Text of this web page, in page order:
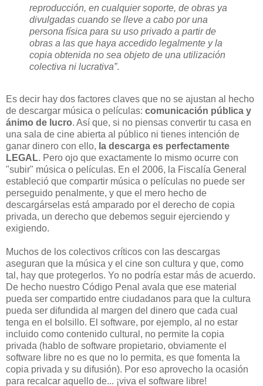
reproducción, en cualquier soporte, de obras ya
divulgadas cuando se lleve a cabo por una
persona física para su uso privado a partir de
obras a las que haya accedido legalmente y la
copia obtenida no sea objeto de una utilización
colectiva ni lucrativa”.
Es decir hay dos factores claves que no se ajustan al hecho
de descargar música o películas: comunicación pública y
ánimo de lucro. Así que, si no piensas convertir tu casa en
una sala de cine abierta al público ni tienes intención de
ganar dinero con ello, la descarga es perfectamente
LEGAL. Pero ojo que exactamente lo mismo ocurre con
"subir" música o películas. En el 2006, la Fiscalía General
estableció que compartir música o películas no puede ser
perseguido penalmente, y que el mero hecho de
descargárselas está amparado por el derecho de copia
privada, un derecho que debemos seguir ejerciendo y
exigiendo.
Muchos de los colectivos críticos con las descargas
aseguran que la música y el cine son cultura y que, como
tal, hay que protegerlos. Yo no podría estar más de acuerdo.
De hecho nuestro Código Penal avala que ese material
pueda ser compartido entre ciudadanos para que la cultura
pueda ser difundida al margen del dinero que cada cual
tenga en el bolsillo. El software, por ejemplo, al no estar
incluido como contenido cultural, no permite la copia
privada (hablo de software propietario, obviamente el
software libre no es que no lo permita, es que fomenta la
copia privada y su difusión). Por eso aprovecho la ocasión
para recalcar aquello de... ¡viva el software libre!